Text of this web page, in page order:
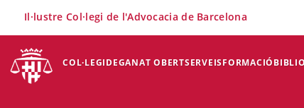
COL·LEGIDEGANAT OBERTSERVEISFORMACIÓ
Il·lustre Col·legi de l'Advocacia de Barcelona